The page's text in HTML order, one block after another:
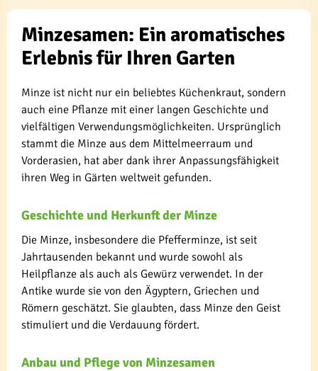
Minzesamen: Ein aromatisches
Erlebnis für Ihren Garten
Minze ist nicht nur ein beliebtes Küchenkraut, sondern
auch eine Pflanze mit einer langen Geschichte und
vielfältigen Verwendungsmöglichkeiten. Ursprünglich
stammt die Minze aus dem Mittelmeerraum und
Vorderasien, hat aber dank ihrer Anpassungsfähigkeit
ihren Weg in Gärten weltweit gefunden.
Geschichte und Herkunft der Minze
Die Minze, insbesondere die Pfefferminze, ist seit
Jahrtausenden bekannt und wurde sowohl als
Heilpflanze als auch als Gewürz verwendet. In der
Antike wurde sie von den Ägyptern, Griechen und
Römern geschätzt. Sie glaubten, dass Minze den Geist
stimuliert und die Verdauung fördert.
Anbau und Pflege von Minzesamen